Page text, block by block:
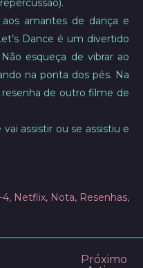
amantes de dança e
Dance é um divertido
esqueça de vibrar ao
na ponta dos pés. Na
de outro filme de
assistir ou se assistiu e
4, Netflix, Nota, Resenhas,
Próximo